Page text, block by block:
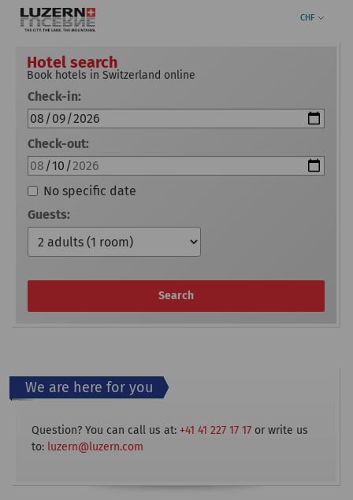
CHF
Hotel search
Book hotels in Switzerland online
Check-in:
Check-out:
No specific date
Guests:
Search
We are here for you
Question? You can call us at: +41 41 227 17 17 or write us
to: luzern@luzern.com